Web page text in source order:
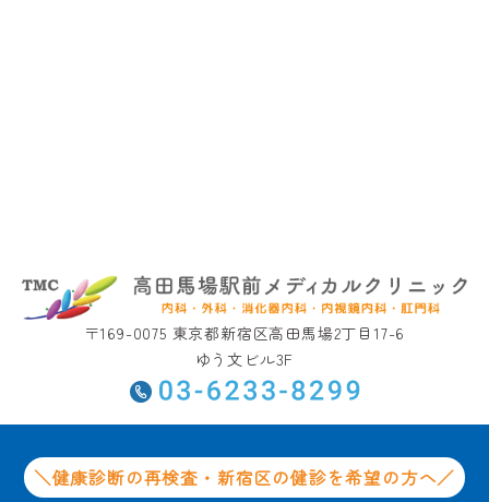
〒169-0075 東京都新宿区高田馬場2丁目17-6
ゆう文ビル3F
＼健康診断の再検査・新宿区の健診を希望の方へ／